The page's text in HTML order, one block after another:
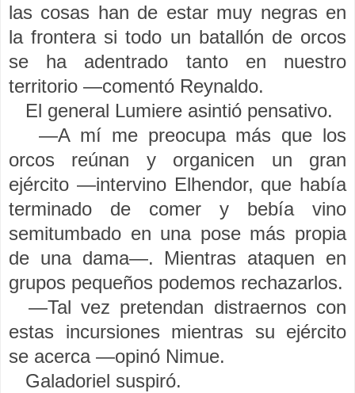
las cosas han de estar muy negras en
la frontera si todo un batallón de orcos
se ha adentrado tanto en nuestro
territorio —comentó Reynaldo.
El general Lumiere asintió pensativo.
—A mí me preocupa más que los
orcos reúnan y organicen un gran
ejército —intervino Elhendor, que había
terminado de comer y bebía vino
semitumbado en una pose más propia
de una dama—. Mientras ataquen en
grupos pequeños podemos rechazarlos.
—Tal vez pretendan distraernos con
estas incursiones mientras su ejército
se acerca —opinó Nimue.
Galadoriel suspiró.